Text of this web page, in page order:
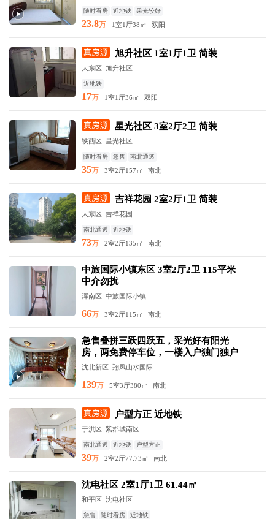
随时看房 近地铁 采光较好
23.8万 1室1厅38㎡ 双阳
旭升社区 1室1厅1卫 简装
大东区 旭升社区
近地铁
17万 1室1厅36㎡ 双阳
星光社区 3室2厅2卫 简装
铁西区 星光社区
随时看房 急售 南北通透
35万 3室2厅157㎡ 南北
吉祥花园 2室2厅1卫 简装
大东区 吉祥花园
南北通透 近地铁
73万 2室2厅135㎡ 南北
中旅国际小镇东区 3室2厅2卫 115平米
中介勿扰
浑南区 中旅国际小镇
66万 3室2厅115㎡ 南北
急售叠拼三跃四跃五，采光好有阳光
房，两免费停车位，一楼入户独门独户
沈北新区 翔凤山水国际
139万 5室3厅380㎡ 南北
户型方正 近地铁
于洪区 紫郡城南区
南北通透 近地铁 户型方正
39万 2室2厅77.73㎡ 南北
沈电社区 2室1厅1卫 61.44㎡
和平区 沈电社区
急售 随时看房 近地铁